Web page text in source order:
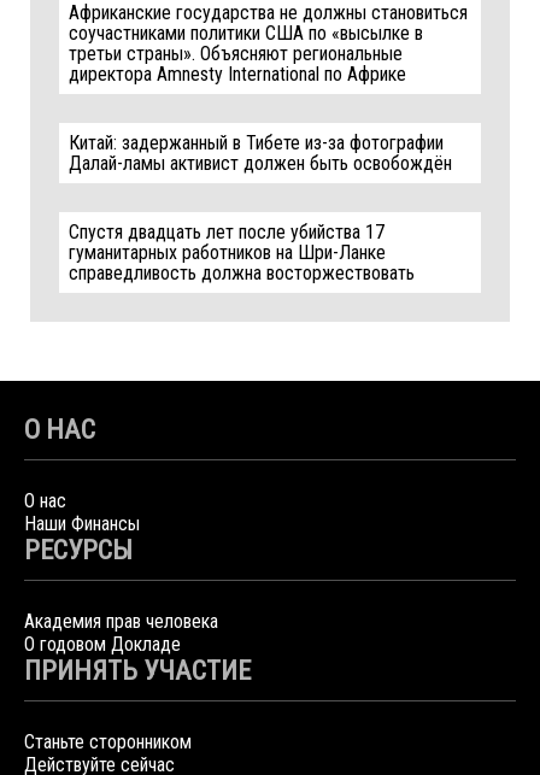
Африканские государства не должны становиться
соучастниками политики США по «высылке в
третьи страны». Объясняют региональные
директора Amnesty International по Африке
Китай: задержанный в Тибете из-за фотографии
Далай-ламы активист должен быть освобождён
Спустя двадцать лет после убийства 17
гуманитарных работников на Шри-Ланке
справедливость должна восторжествовать
О НАС
О нас
Наши Финансы
РЕСУРСЫ
Академия прав человека
О годовом Докладе
ПРИНЯТЬ УЧАСТИЕ
Станьте сторонником
Действуйте сейчас